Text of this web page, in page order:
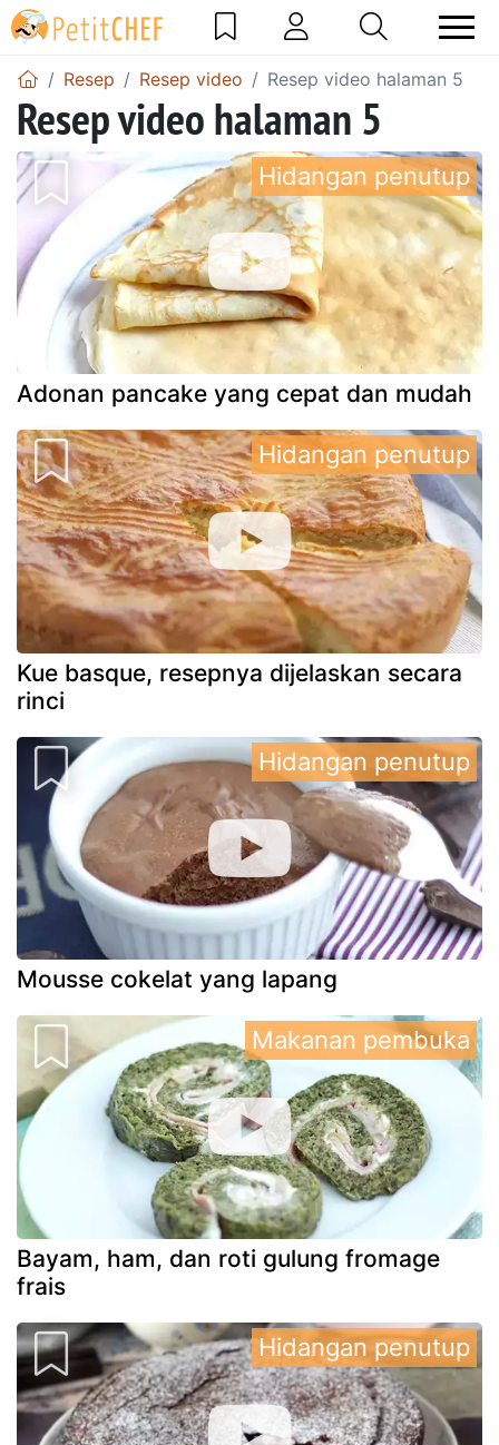
Resep Resep video Resep video halaman 5
Resep video halaman 5
Adonan pancake yang cepat dan mudah
Hidangan penutup
Kue basque, resepnya dijelaskan secara
rinci
Hidangan penutup
Mousse cokelat yang lapang
Hidangan penutup
Bayam, ham, dan roti gulung fromage
frais
Makanan pembuka
Hidangan penutup